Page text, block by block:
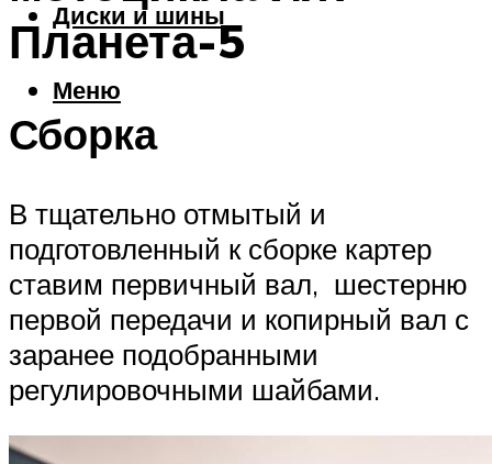
Диски и шины
Меню
Планета-5
Сборка
В тщательно отмытый и
подготовленный к сборке картер
ставим первичный вал, шестерню
первой передачи и копирный вал с
заранее подобранными
регулировочными шайбами.